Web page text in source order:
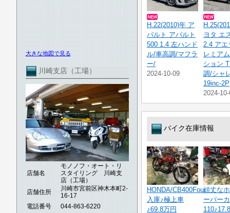
大きな地図で見る
川崎支店（工場）
店舗名
モノノフ・オート・リ
スタイリング 川崎支
店（工場）
店舗住所
川崎市宮前区神木本町2-
16-17
電話番号
044-863-6220
H.22(2010)年 ア
バルト アバルト
500 1.4 左ハンド
ル/車高調/マフラ
ー/
2024-10-09
ヨタ エ
2.4 アエ
レミア
ション
調/シャ
19inc-2P
2024-
バイク在庫情報
HONDA/CB400Four
入庫♪極上車
♪69.8万円
頑丈な
ーパー